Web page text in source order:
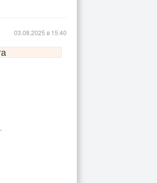
03.08.2025 в 15:40